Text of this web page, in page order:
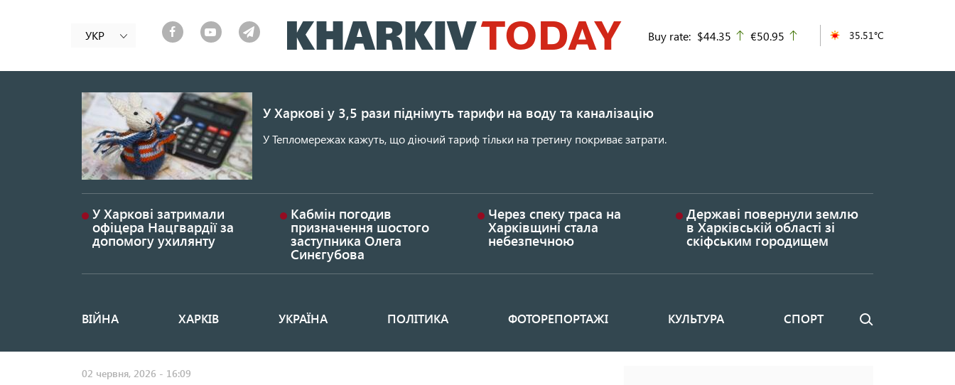
до
основного
УКР Buy rate: $44.35 up
€50.95 35.51°C
У Харкові у 3,5 рази піднімуть тарифи на воду та каналізацію
У Тепломережах кажуть, що діючий тариф тільки на третину покриває затрати.
У Харкові затримали
офіцера Нацгвардії за
допомогу ухилянту
Кабмін погодив
призначення шостого
заступника Олега
Синєгубова
Через спеку траса на
Харківщині стала
небезпечною
Державі повернули землю
в Харківській області зі
скіфським городищем
Основная
ВІЙНА ХАРКІВ УКРАЇНА ПОЛІТИКА ФОТОРЕПОРТАЖІ КУЛЬТУРА СПОРТ Пошук
02 червня, 2026 - 16:09